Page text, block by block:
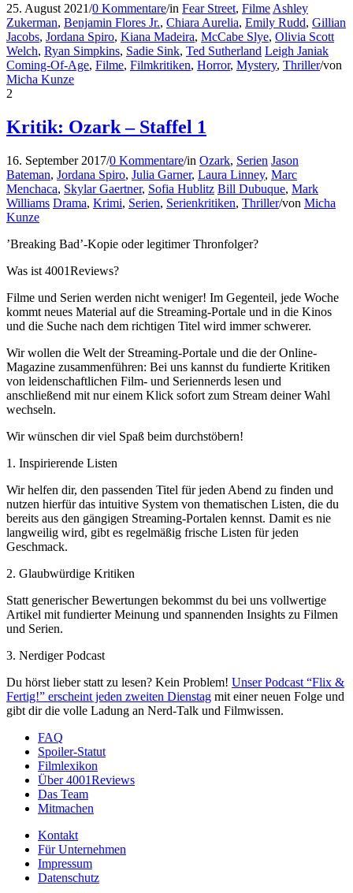
25. August 2021/0 Kommentare/in Fear Street, Filme Ashley
Zukerman, Benjamin Flores Jr., Chiara Aurelia, Emily Rudd, Gillian
Jacobs, Jordana Spiro, Kiana Madeira, McCabe Slye, Olivia Scott
Welch, Ryan Simpkins, Sadie Sink, Ted Sutherland Leigh Janiak
Coming-Of-Age, Filme, Filmkritiken, Horror, Mystery, Thriller/von
Micha Kunze
2
Kritik: Ozark – Staffel 1
16. September 2017/0 Kommentare/in Ozark, Serien Jason
Bateman, Jordana Spiro, Julia Garner, Laura Linney, Marc
Menchaca, Skylar Gaertner, Sofia Hublitz Bill Dubuque, Mark
Williams Drama, Krimi, Serien, Serienkritiken, Thriller/von Micha
Kunze
’Breaking Bad’-Kopie oder legitimer Thronfolger?
Was ist 4001Reviews?
Filme und Serien werden nicht weniger! Im Gegenteil, jede Woche
kommt neues Material auf die Streaming-Portale und in die Kinos
und die Suche nach dem richtigen Titel wird immer schwerer.
Wir wollen die Welt der Streaming-Portale und die der Online-
Magazine zusammenführen: Bei uns kannst du fundierte Kritiken
von leidenschaftlichen Film- und Seriennerds lesen und
anschließend mit nur einem Klick sofort zum Stream deiner Wahl
wechseln.
Wir wünschen dir viel Spaß beim durchstöbern!
1. Inspirierende Listen
Wir helfen dir, den passenden Titel für jeden Abend zu finden und
nutzen hierfür das intuitive System von thematischen Listen, die du
bereits aus den gängigen Streaming-Portalen kennst. Damit es nie
langweilig wird, gibt es regelmäßig frische Listen für jeden
Geschmack.
2. Glaubwürdige Kritiken
Statt generischer Bewertungen bekommst du bei uns vollwertige
Artikel mit fundierter Meinung und spannenden Insights zu Filmen
und Serien.
3. Nerdiger Podcast
Du hörst lieber statt zu lesen? Kein Problem! Unser Podcast “Flix &
Fertig!” erscheint jeden zweiten Dienstag mit einer neuen Folge und
gibt dir die volle Ladung an Nerd-Talk und Filmwissen.
FAQ
Spoiler-Statut
Filmlexikon
Über 4001Reviews
Das Team
Mitmachen
Kontakt
Für Unternehmen
Impressum
Datenschutz